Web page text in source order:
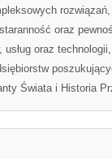
oraz
oraz
Świata i Historia